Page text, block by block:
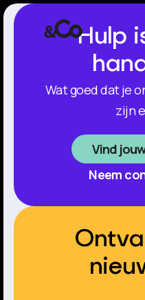
Hulp
Wat goed dat je
zijn
Vind
Neem